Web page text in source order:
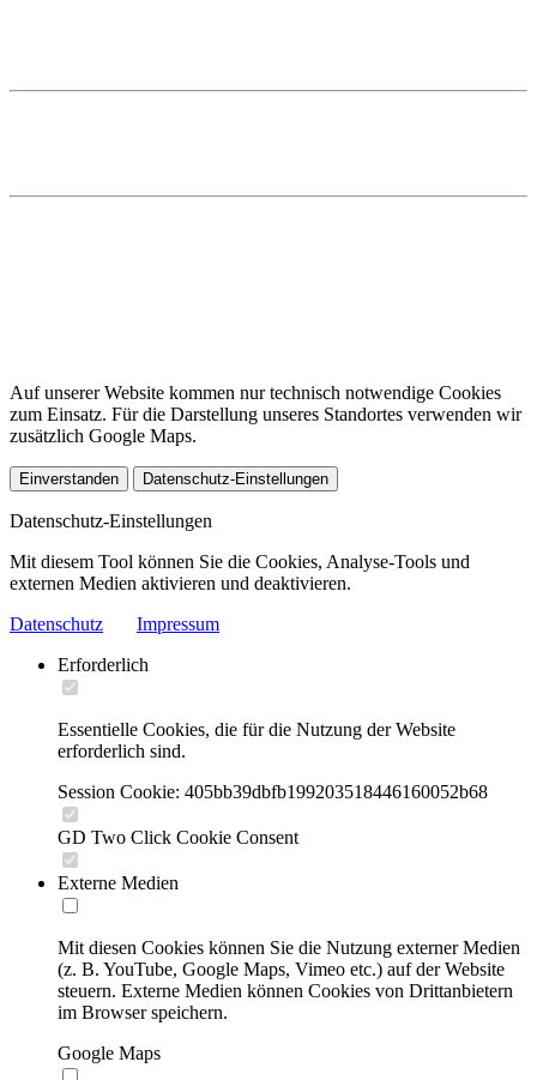
Auf unserer Website kommen nur technisch notwendige Cookies
zum Einsatz. Für die Darstellung unseres Standortes verwenden wir
zusätzlich Google Maps.
Einverstanden Datenschutz-Einstellungen
Datenschutz-Einstellungen
Mit diesem Tool können Sie die Cookies, Analyse-Tools und
externen Medien aktivieren und deaktivieren.
Datenschutz
Impressum
Erforderlich
Essentielle Cookies, die für die Nutzung der Website
erforderlich sind.
Session Cookie: 405bb39dbfb199203518446160052b68
GD Two Click Cookie Consent
Externe Medien
Mit diesen Cookies können Sie die Nutzung externer Medien
(z. B. YouTube, Google Maps, Vimeo etc.) auf der Website
steuern. Externe Medien können Cookies von Drittanbietern
im Browser speichern.
Google Maps